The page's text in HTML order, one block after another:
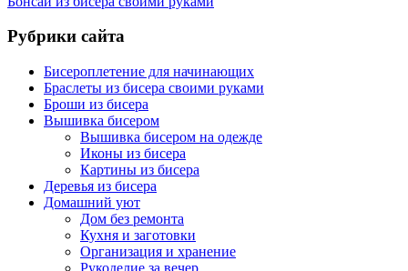
Рубрики сайта
Бисероплетение для начинающих
Браслеты из бисера своими руками
Броши из бисера
Вышивка бисером
Вышивка бисером на одежде
Иконы из бисера
Картины из бисера
Деревья из бисера
Домашний уют
Дом без ремонта
Кухня и заготовки
Организация и хранение